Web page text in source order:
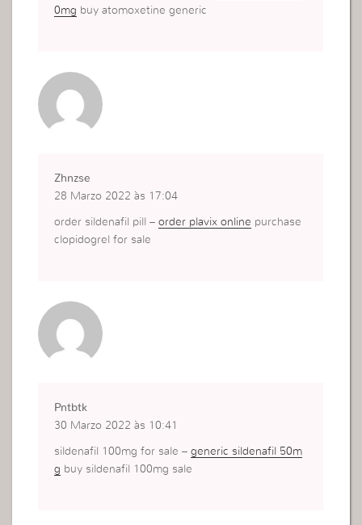
0mg buy atomoxetine generic
Zhnzse
28 Marzo 2022 às 17:04
order sildenafil pill –order plavix online purchase
clopidogrel for sale
Pntbtk
30 Marzo 2022 às 10:41
sildenafil 100mg for sale –generic sildenafil 50m
g buy sildenafil 100mg sale